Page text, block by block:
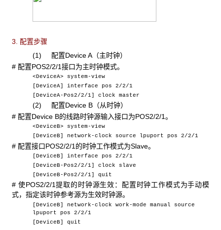
3. 配置步骤
(1) 配置Device A（主时钟）
# 配置POS2/2/1接口为主时钟模式。
<DeviceA> system-view
[DeviceA] interface pos 2/2/1
[DeviceA-Pos2/2/1] clock master
(2) 配置Device B（从时钟）
# 配置Device B的线路时钟源输入接口为POS2/2/1。
<DeviceB> system-view
[DeviceB] network-clock source lpuport pos 2/2/1
# 配置接口POS2/2/1的时钟工作模式为Slave。
[DeviceB] interface pos 2/2/1
[DeviceB-Pos2/2/1] clock slave
[DeviceB-Pos2/2/1] quit
# 使POS2/2/1提取的时钟源生效：配置时钟工作模式为手动模
式，指定该时钟参考源为生效时钟源。
[DeviceB] network-clock work-mode manual source
lpuport pos 2/2/1
[DeviceB] quit